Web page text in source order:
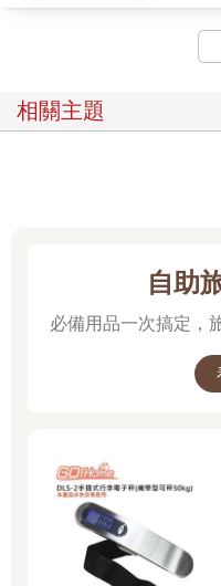
這樣你們了吧。
再如住進稚內宗谷岬的小民
深更半夜不管小偷或惡鬼發
凍原抵達納沙布岬，才下車
該往海邊走。張行李員什麼
風吹得臉上發痛，而所有餐
可能，這時陰天個性的趙領
更?，她說：
「回去的巴士還要等半個多
這時張行李員怎麼辦──對
趙領隊為什麼「陰天」？這
相關主題
自助
必備用品一次搞定，